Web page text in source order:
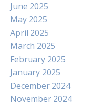
June 2025
May 2025
April 2025
March 2025
February 2025
January 2025
December 2024
November 2024